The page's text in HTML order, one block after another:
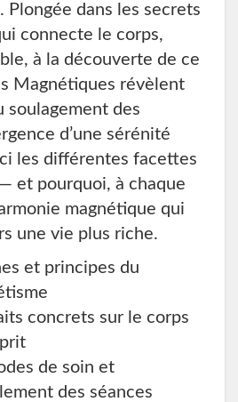
dans les secrets
connecte le corps,
à la découverte de ce
Magnétiques révèlent
soulagement des
d’une sérénité
les différentes facettes
et pourquoi, à chaque
magnétique qui
une vie plus riche.
et principes du
concrets sur le corps
de soin et
des séances